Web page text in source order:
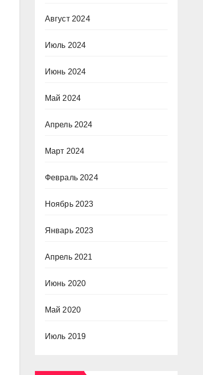
Август 2024
Июль 2024
Июнь 2024
Май 2024
Апрель 2024
Март 2024
Февраль 2024
Ноябрь 2023
Январь 2023
Апрель 2021
Июнь 2020
Май 2020
Июль 2019